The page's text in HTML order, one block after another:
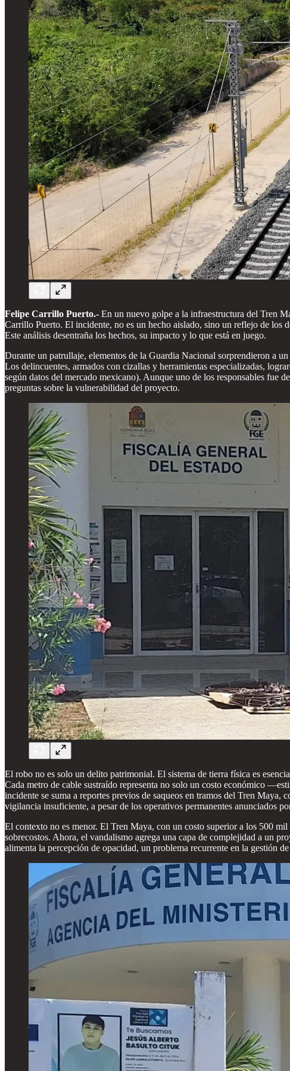
Felipe Carrillo Puerto.- En un nuevo golpe a la infraestructura del Tren
Carrillo Puerto. El incidente, no es un hecho aislado, sino un reflejo de los
Este análisis desentraña los hechos, su impacto y lo que está en juego.
Durante un patrullaje, elementos de la Guardia Nacional sorprendieron a
Los delincuentes, armados con cizallas y herramientas especializadas,
según datos del mercado mexicano). Aunque uno de los responsables fue
preguntas sobre la vulnerabilidad del proyecto.
El robo no es solo un delito patrimonial. El sistema de tierra física es
Cada metro de cable sustraído representa no solo un costo económico
incidente se suma a reportes previos de saqueos en tramos del Tren
vigilancia insuficiente, a pesar de los operativos permanentes anunciados
El contexto no es menor. El Tren Maya, con un costo superior a los 500
sobrecostos. Ahora, el vandalismo agrega una capa de complejidad a un
alimenta la percepción de opacidad, un problema recurrente en la gestión